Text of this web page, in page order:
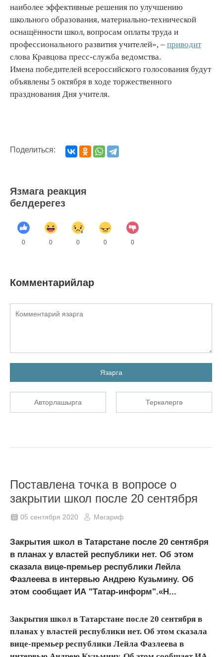
наиболее эффективные решения по улучшению
школьного образования, материально-технической
оснащённости школ, вопросам оплаты труда и
профессионального развития учителей», – приводит
слова Кравцова пресс-служба ведомства.
Имена победителей всероссийского голосования будут
объявлены 5 октября в ходе торжественного
празднования Дня учителя.
Поделиться:
Язмага реакция
белдерегез
0 0 0 0 0
Комментарийлар
Язарга
Авторлашырга Теркәлергә
Поставлена точка в вопросе о
закрытии школ после 20 сентября
05 сентября 2020 Мәгариф
Закрытия школ в Татарстане после 20 сентября
в планах у властей республики нет. Об этом
сказала вице-премьер республики Лейла
Фазлеева в интервью Андрею Кузьмину. Об
этом сообщает ИА "Татар-информ".«Н...
Закрытия школ в Татарстане после 20 сентября в
планах у властей республики нет. Об этом сказала
вице-премьер республики Лейла Фазлеева в